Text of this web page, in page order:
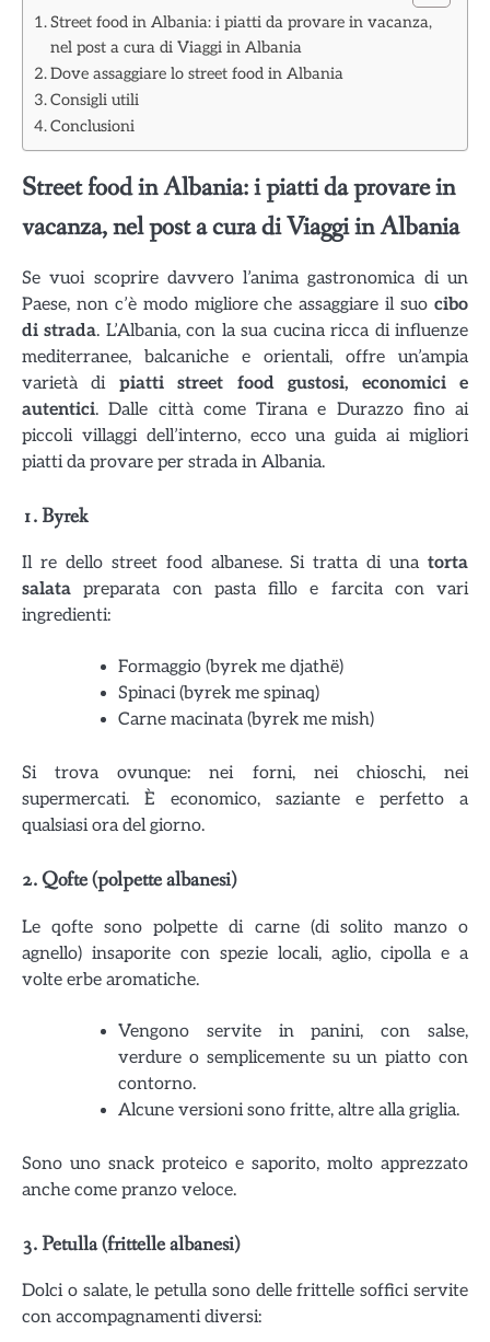
Street food in Albania: i piatti da provare in vacanza,
nel post a cura di Viaggi in Albania
Dove assaggiare lo street food in Albania
Consigli utili
Conclusioni
Street food in Albania: i piatti da provare in
vacanza, nel post a cura di Viaggi in Albania
Se vuoi scoprire davvero l’anima gastronomica di un
Paese, non c’è modo migliore che assaggiare il suo cibo
di strada. L’Albania, con la sua cucina ricca di influenze
mediterranee, balcaniche e orientali, offre un’ampia
varietà di piatti street food gustosi, economici e
autentici. Dalle città come Tirana e Durazzo fino ai
piccoli villaggi dell’interno, ecco una guida ai migliori
piatti da provare per strada in Albania.
1.Byrek
Il re dello street food albanese. Si tratta di una torta
salata preparata con pasta fillo e farcita con vari
ingredienti:
Formaggio (byrek me djathë)
Spinaci (byrek me spinaq)
Carne macinata (byrek me mish)
Si trova ovunque: nei forni, nei chioschi, nei
supermercati. È economico, saziante e perfetto a
qualsiasi ora del giorno.
2.Qofte (polpette albanesi)
Le qofte sono polpette di carne (di solito manzo o
agnello) insaporite con spezie locali, aglio, cipolla e a
volte erbe aromatiche.
Vengono servite in panini, con salse,
verdure o semplicemente su un piatto con
contorno.
Alcune versioni sono fritte, altre alla griglia.
Sono uno snack proteico e saporito, molto apprezzato
anche come pranzo veloce.
3.Petulla (frittelle albanesi)
Dolci o salate, le petulla sono delle frittelle soffici servite
con accompagnamenti diversi: